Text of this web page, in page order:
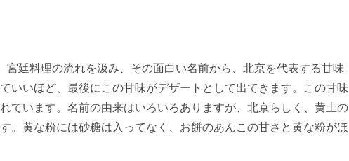
宮廷料理の流れを汲み、その面白い名前から、北京を代表する甘味
いいほど、最後にこの甘味がデザートとして出てきます。この甘味
ています。名前の由来はいろいろありますが、北京らしく、黄土の
。黄な粉には砂糖は入ってなく、お餅のあんこの甘さと黄な粉がほ